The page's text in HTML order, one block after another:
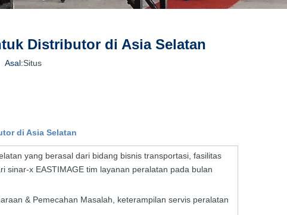
Distributor di Asia Selatan
Situs
di Asia Selatan
yang berasal dari bidang bisnis transportasi, fasilitas
sinar-x EASTIMAGE tim layanan peralatan pada bulan
& Pemecahan Masalah, keterampilan servis peralatan